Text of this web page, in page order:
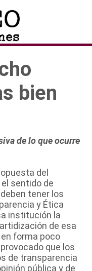
bien
de lo que ocurre
del
sentido de
tener los
y Ética
institución la
de esa
forma poco
que los
de transparencia
pública y de